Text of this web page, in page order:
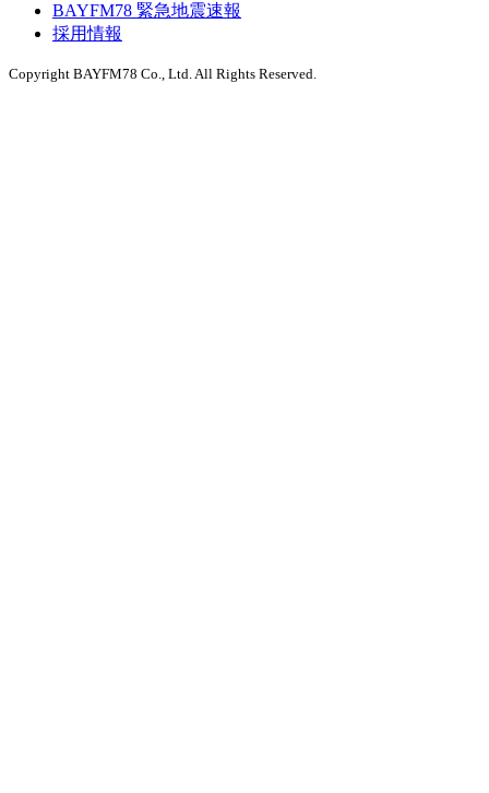
BAYFM78 緊急地震速報
採用情報
Copyright BAYFM78 Co., Ltd. All Rights Reserved.